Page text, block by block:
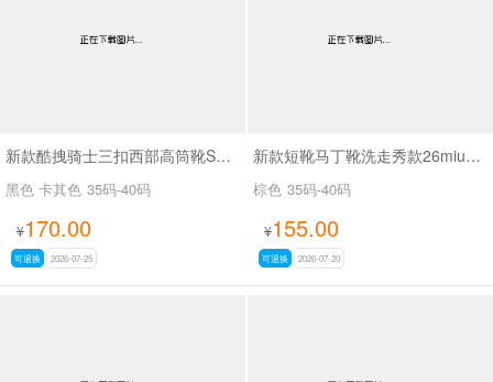
新款酷拽骑士三扣西部高筒靴SA8042
黑色 卡其色 35码-40码
¥170.00
可退换 2026-07-25
新款短靴马丁靴洗走秀款26miuSA1061
棕色 35码-40码
¥155.00
可退换 2026-07-20